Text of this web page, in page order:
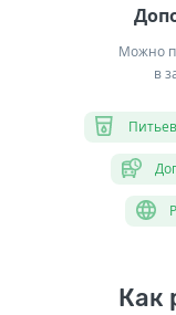
Можно
в
Как